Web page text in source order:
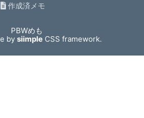
作成済メモ
PBWめも
bysiimple CSS framework.